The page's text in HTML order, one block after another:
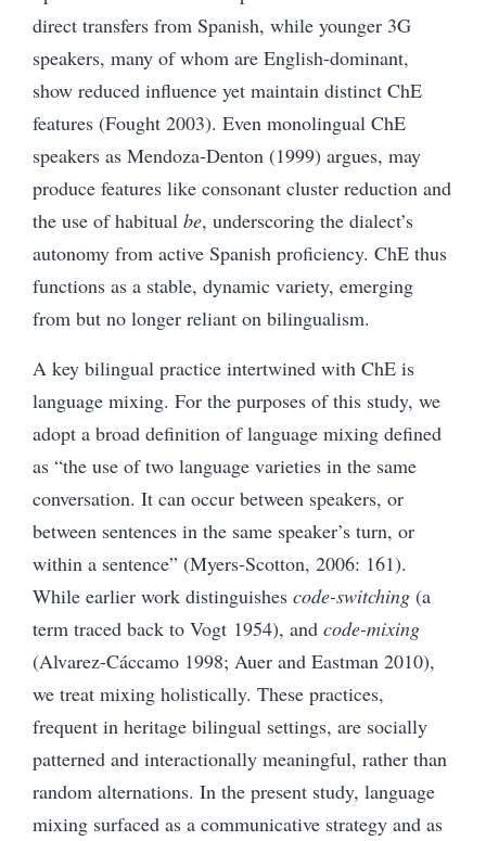
direct transfers from Spanish, while younger 3G
speakers, many of whom are English-dominant,
show reduced influence yet maintain distinct ChE
features (Fought 2003). Even monolingual ChE
speakers as Mendoza-Denton (1999) argues, may
produce features like consonant cluster reduction and
the use of habitual be, underscoring the dialect’s
autonomy from active Spanish proficiency. ChE thus
functions as a stable, dynamic variety, emerging
from but no longer reliant on bilingualism.
A key bilingual practice intertwined with ChE is
language mixing. For the purposes of this study, we
adopt a broad definition of language mixing defined
as “the use of two language varieties in the same
conversation. It can occur between speakers, or
between sentences in the same speaker’s turn, or
within a sentence” (Myers-Scotton, 2006: 161).
While earlier work distinguishes code-switching (a
term traced back to Vogt 1954), and code-mixing
(Alvarez-Cáccamo 1998; Auer and Eastman 2010),
we treat mixing holistically. These practices,
frequent in heritage bilingual settings, are socially
patterned and interactionally meaningful, rather than
random alternations. In the present study, language
mixing surfaced as a communicative strategy and as